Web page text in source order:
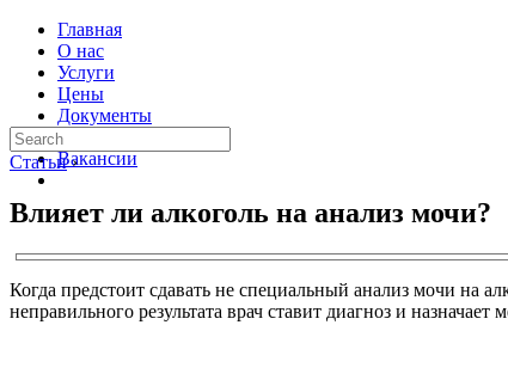
Главная
О нас
Услуги
Цены
Документы
Контакты
Вакансии
Статьи ›
Влияет ли алкоголь на анализ мочи?
Когда предстоит сдавать не специальный анализ мочи на
неправильного результата врач ставит диагноз и